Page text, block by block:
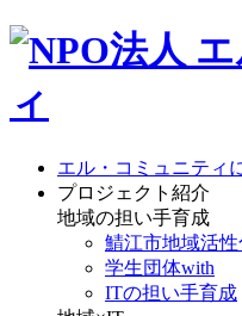
エル・コミュニティ
プロジェクト紹介
地域の担い手育成
鯖江市地域活
学生団体with
ITの担い手育成